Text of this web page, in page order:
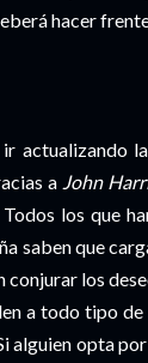
hacer
actualizando
a John
los que
saben que
los
a todo tipo
alguien opta